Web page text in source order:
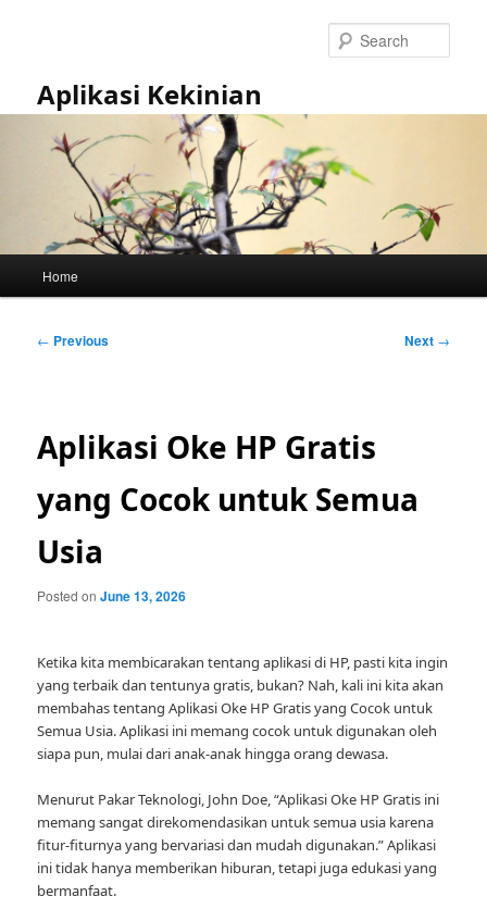
Aplikasi Kekinian
Home
Post
← Previous Next →
Aplikasi Oke HP Gratis
yang Cocok untuk Semua
Usia
Posted onJune 13, 2026
Ketika kita membicarakan tentang aplikasi di HP, pasti kita ingin
yang terbaik dan tentunya gratis, bukan? Nah, kali ini kita akan
membahas tentang Aplikasi Oke HP Gratis yang Cocok untuk
Semua Usia. Aplikasi ini memang cocok untuk digunakan oleh
siapa pun, mulai dari anak-anak hingga orang dewasa.
Menurut Pakar Teknologi, John Doe, “Aplikasi Oke HP Gratis ini
memang sangat direkomendasikan untuk semua usia karena
fitur-fiturnya yang bervariasi dan mudah digunakan.” Aplikasi
ini tidak hanya memberikan hiburan, tetapi juga edukasi yang
bermanfaat.